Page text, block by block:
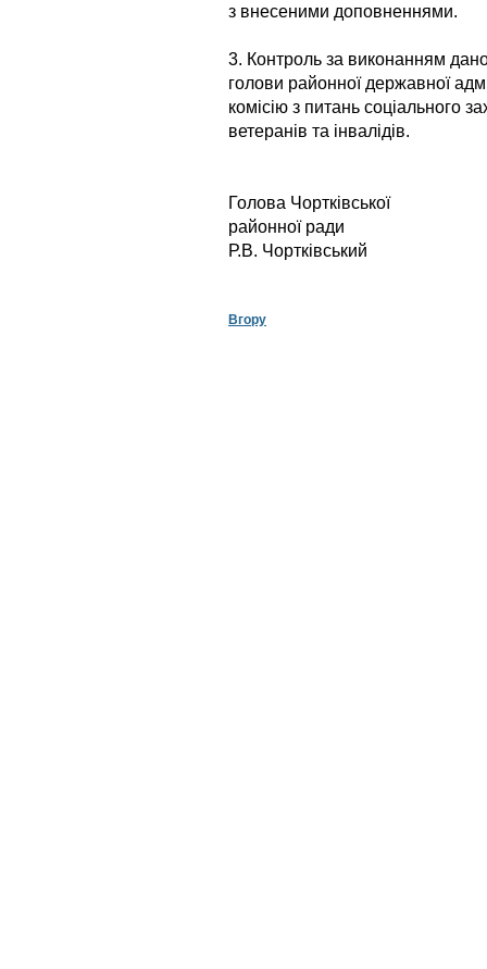
з внесеними доповненнями.
3. Контроль за виконанням
голови районної державної
комісію з питань соціального
ветеранів та інвалідів.
Голова Чортківської
Р.В. Чортківський
Вгору